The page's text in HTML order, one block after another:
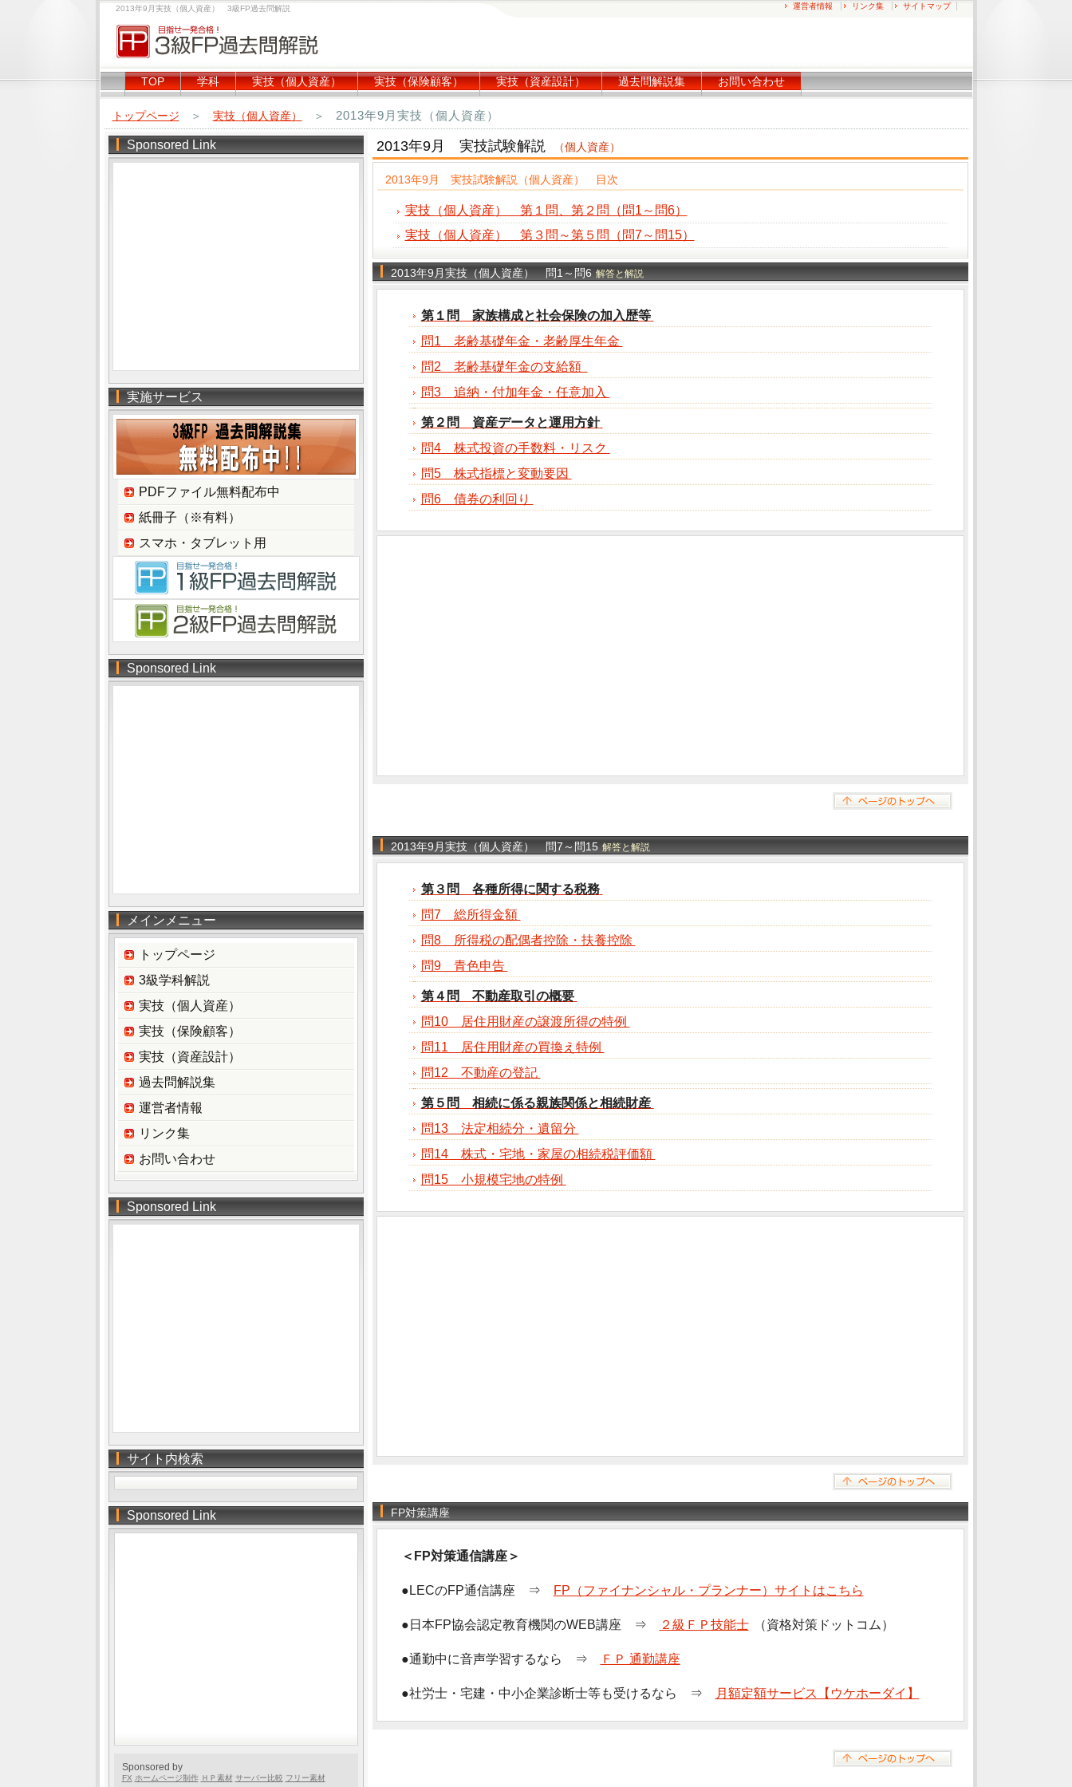
2013年9月実技（個人資産） 3級FP過去問解説 運営者情報 リンク集 サイトマップ
TOP 学科 実技（個人資産） 実技（保険顧客） 実技（資産設計） 過去問解説集 お問い合わせ
トップページ ＞ 実技（個人資産） ＞ 2013年9月実技（個人資産）
2013年9月 実技試験解説 （個人資産）
2013年9月 実技試験解説（個人資産） 目次
実技（個人資産） 第１問、第２問（問1～問6）
実技（個人資産） 第３問～第５問（問7～問15）
2013年9月実技（個人資産） 問1～問6 解答と解説
第１問 家族構成と社会保険の加入歴等
問1 老齢基礎年金・老齢厚生年金
問2 老齢基礎年金の支給額
問3 追納・付加年金・任意加入
第２問 資産データと運用方針
問4 株式投資の手数料・リスク
問5 株式指標と変動要因
問6 債券の利回り
2013年9月実技（個人資産） 問7～問15 解答と解説
第３問 各種所得に関する税務
問7 総所得金額
問8 所得税の配偶者控除・扶養控除
問9 青色申告
第４問 不動産取引の概要
問10 居住用財産の譲渡所得の特例
問11 居住用財産の買換え特例
問12 不動産の登記
第５問 相続に係る親族関係と相続財産
問13 法定相続分・遺留分
問14 株式・宅地・家屋の相続税評価額
問15 小規模宅地の特例
FP対策講座
＜FP対策通信講座＞
●LECのFP通信講座 ⇒ FP（ファイナンシャル・プランナー）サイトはこちら
●日本FP協会認定教育機関のWEB講座 ⇒ ２級ＦＰ技能士 （資格対策ドットコム）
●通勤中に音声学習するなら ⇒ ＦＰ 通勤講座
●社労士・宅建・中小企業診断士等も受けるなら ⇒ 月額定額サービス【ウケホーダイ】
Sponsored Link
実施サービス
PDFファイル無料配布中
紙冊子（※有料）
スマホ・タブレット用
Sponsored Link
メインメニュー
トップページ
3級学科解説
実技（個人資産）
実技（保険顧客）
実技（資産設計）
過去問解説集
運営者情報
リンク集
お問い合わせ
Sponsored Link
サイト内検索
Sponsored Link
Sponsored by
FX ホームページ制作 ＨＰ素材 サーバー比較 フリー素材